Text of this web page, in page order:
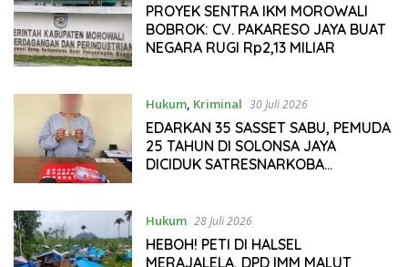
PROYEK SENTRA IKM MOROWALI
BOBROK: CV. PAKARESO JAYA BUAT
NEGARA RUGI Rp2,13 MILIAR
Hukum, Kriminal 30 Juli 2026
EDARKAN 35 SASSET SABU, PEMUDA
25 TAHUN DI SOLONSA JAYA
DICIDUK SATRESNARKOBA
Hukum 28 Juli 2026
HEBOH! PETI DI HALSEL
MERAJALELA, DPD IMM MALUT